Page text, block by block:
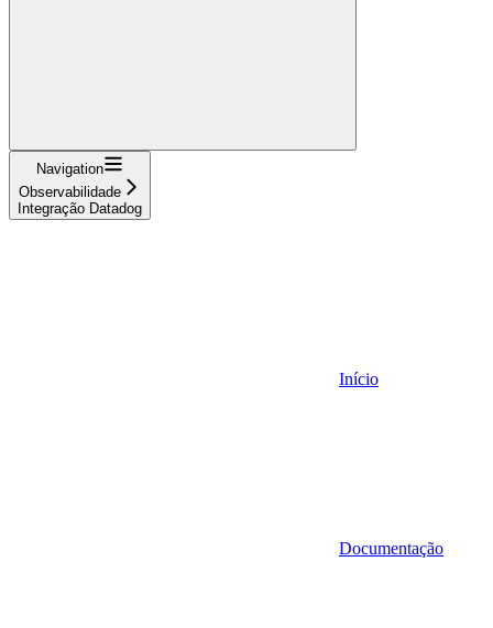
Navigation
Observabilidade
Integração Datadog
Início
Documentação